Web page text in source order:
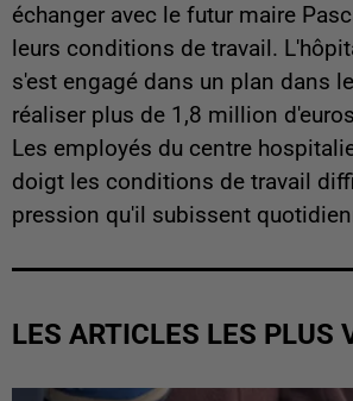
échanger avec le futur maire
leurs conditions de travail.
s'est engagé dans un plan dans
réaliser plus de 1,8 million
Les employés du centre
doigt les conditions de travail
pression qu'il subissent
LES ARTICLES LES PLUS